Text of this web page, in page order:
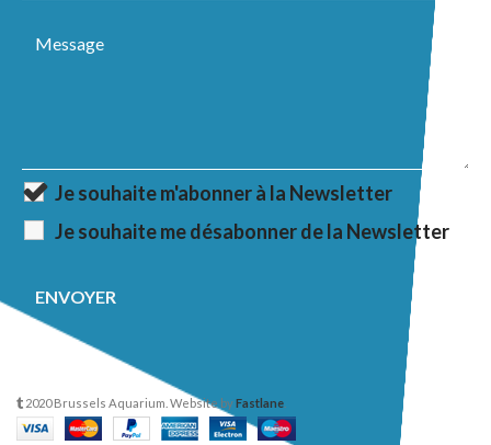
Je souhaite m'abonner à la Newsletter
Je souhaite me désabonner de la Newsletter
2020 Brussels Aquarium. Website byFastlane